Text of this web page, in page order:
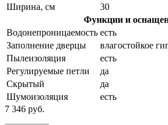
Ширина, см
30
Функции и
Водонепроницаемость есть
Заполнение дверцы
влагостойкое
Пылеизоляция
есть
Регулируемые петли
да
Скрытый
да
Шумоизоляция
есть
7 346 руб.